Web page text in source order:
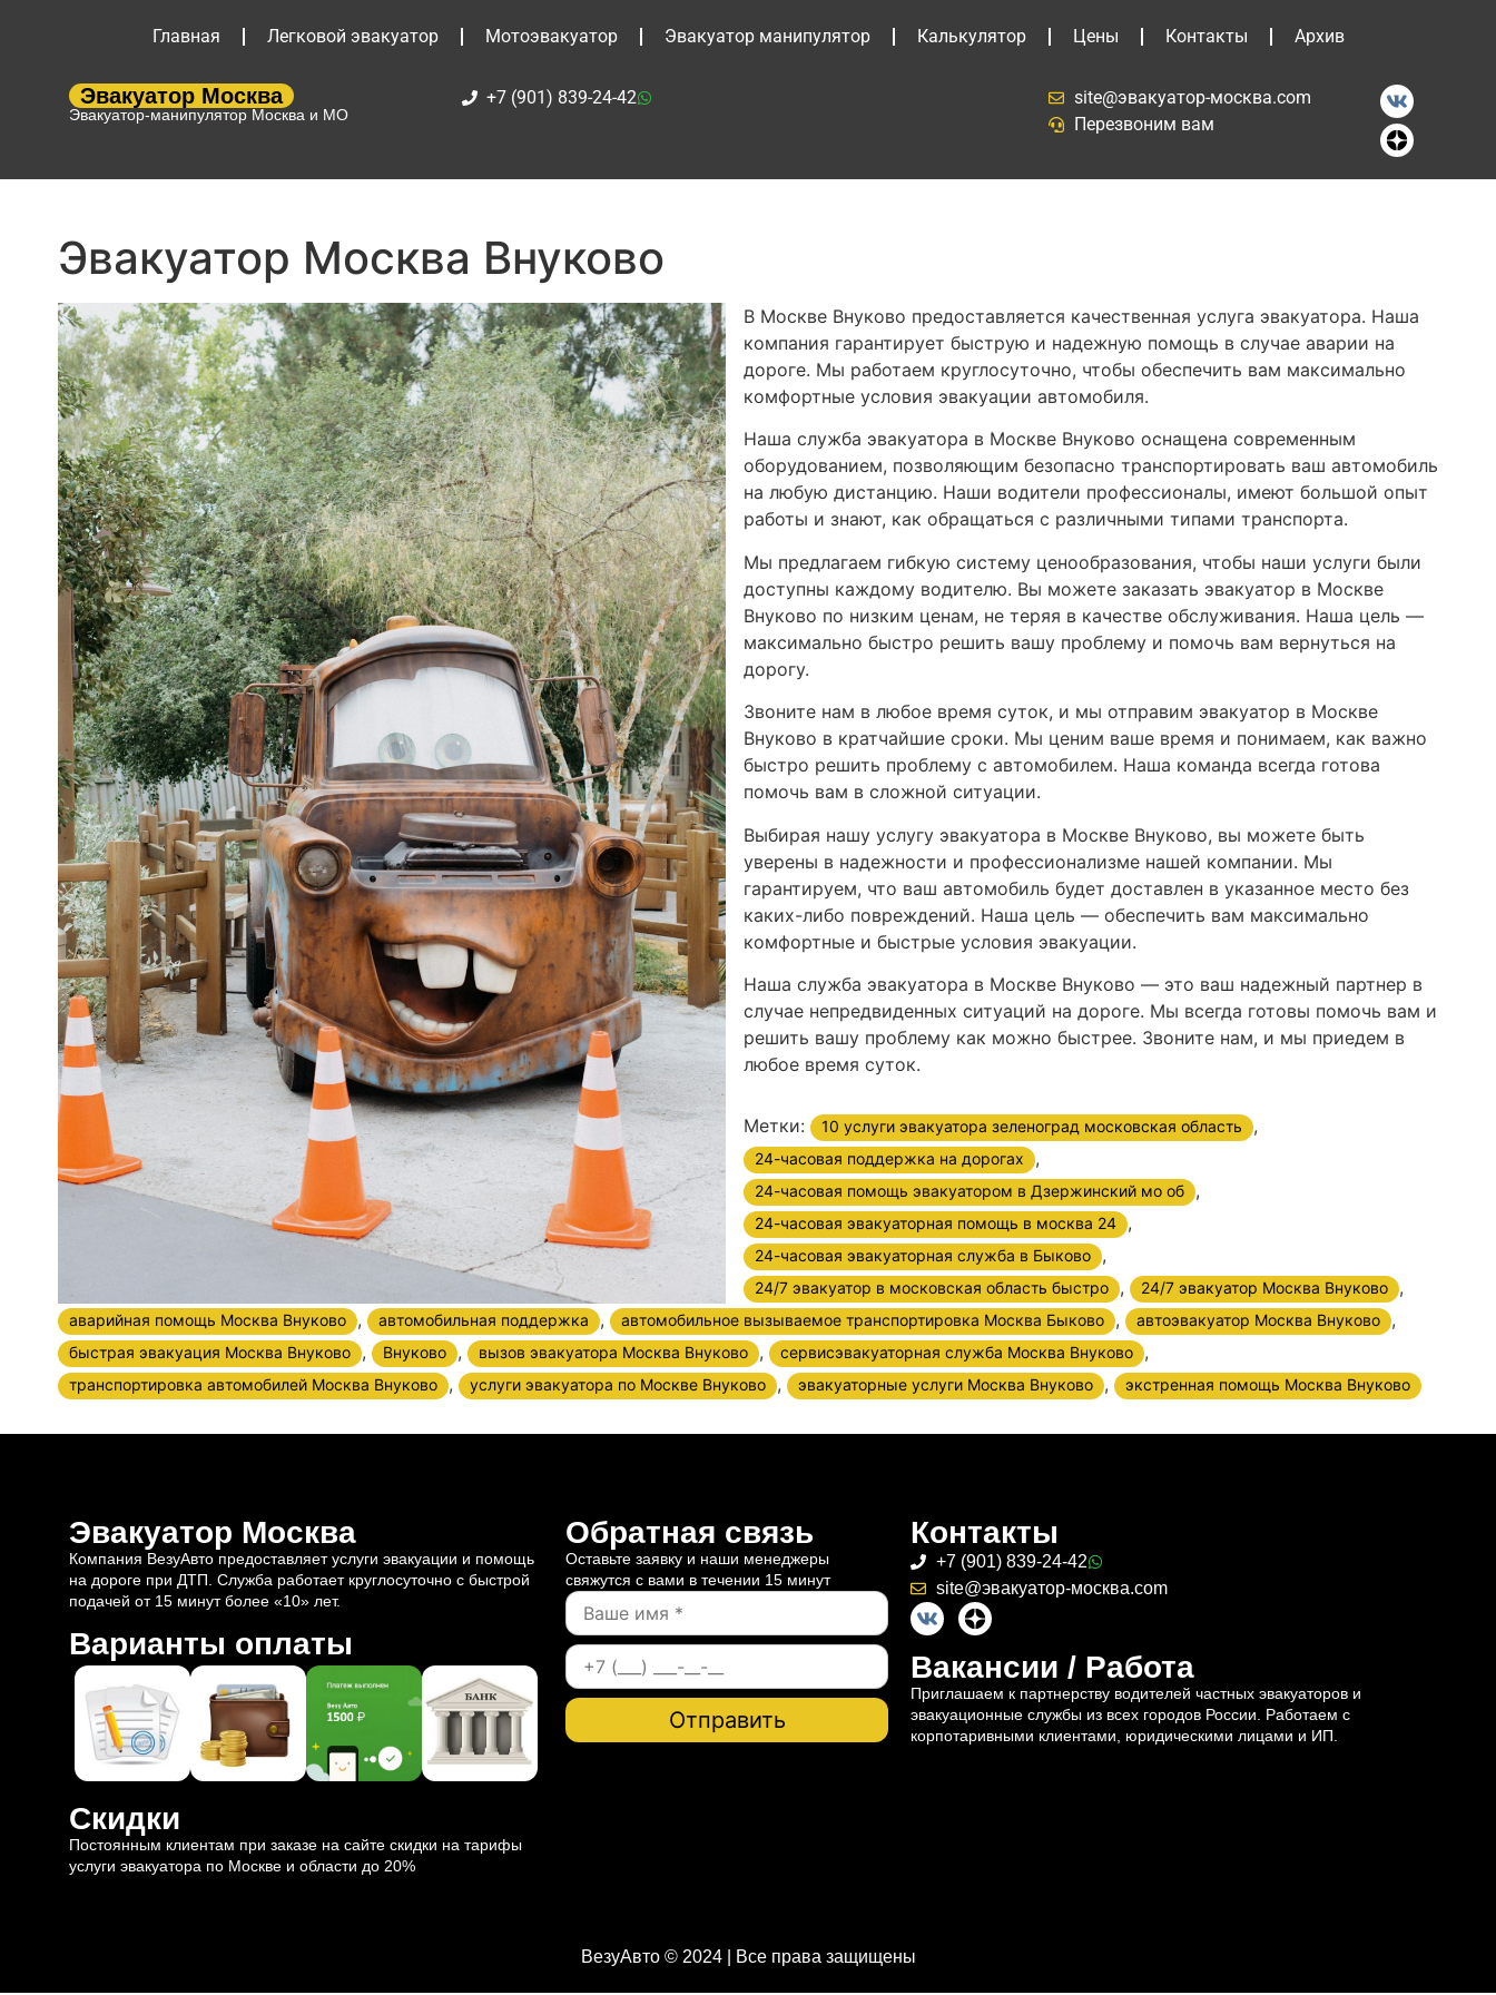
Главная Легковой эвакуатор Мотоэвакуатор Эвакуатор манипулятор Калькулятор Цены Контакты Архив
Эвакуатор Москва
Эвакуатор-манипулятор Москва и МО
+7 (901) 839-24-42
site@эвакуатор-москва.com
Перезвоним вам
Эвакуатор Москва Внуково
В Москве Внуково предоставляется качественная услуга эвакуатора. Наша
компания гарантирует быструю и надежную помощь в случае аварии на
дороге. Мы работаем круглосуточно, чтобы обеспечить вам максимально
комфортные условия эвакуации автомобиля.
Наша служба эвакуатора в Москве Внуково оснащена современным
оборудованием, позволяющим безопасно транспортировать ваш автомобиль
на любую дистанцию. Наши водители профессионалы, имеют большой опыт
работы и знают, как обращаться с различными типами транспорта.
Мы предлагаем гибкую систему ценообразования, чтобы наши услуги были
доступны каждому водителю. Вы можете заказать эвакуатор в Москве
Внуково по низким ценам, не теряя в качестве обслуживания. Наша цель —
максимально быстро решить вашу проблему и помочь вам вернуться на
дорогу.
Звоните нам в любое время суток, и мы отправим эвакуатор в Москве
Внуково в кратчайшие сроки. Мы ценим ваше время и понимаем, как важно
быстро решить проблему с автомобилем. Наша команда всегда готова
помочь вам в сложной ситуации.
Выбирая нашу услугу эвакуатора в Москве Внуково, вы можете быть
уверены в надежности и профессионализме нашей компании. Мы
гарантируем, что ваш автомобиль будет доставлен в указанное место без
каких-либо повреждений. Наша цель — обеспечить вам максимально
комфортные и быстрые условия эвакуации.
Наша служба эвакуатора в Москве Внуково — это ваш надежный партнер в
случае непредвиденных ситуаций на дороге. Мы всегда готовы помочь вам и
решить вашу проблему как можно быстрее. Звоните нам, и мы приедем в
любое время суток.
Метки: 10 услуги эвакуатора зеленоград московская область ,
24-часовая поддержка на дорогах ,
24-часовая помощь эвакуатором в Дзержинский мо об ,
24-часовая эвакуаторная помощь в москва 24 ,
24-часовая эвакуаторная служба в Быково ,
24/7 эвакуатор в московская область быстро , 24/7 эвакуатор Москва Внуково ,
аварийная помощь Москва Внуково , автомобильная поддержка , автомобильное вызываемое транспортировка Москва Быково , автоэвакуатор Москва Внуково ,
быстрая эвакуация Москва Внуково , Внуково , вызов эвакуатора Москва Внуково , сервисэвакуаторная служба Москва Внуково ,
транспортировка автомобилей Москва Внуково , услуги эвакуатора по Москве Внуково , эвакуаторные услуги Москва Внуково , экстренная помощь Москва Внуково
Эвакуатор Москва
Компания ВезуАвто предоставляет услуги эвакуации и помощь
на дороге при ДТП. Служба работает круглосуточно с быстрой
подачей от 15 минут более «10» лет.
Варианты оплаты
Скидки
Постоянным клиентам при заказе на сайте скидки на тарифы
услуги эвакуатора по Москве и области до 20%
Обратная связь
Оставьте заявку и наши менеджеры
свяжутся с вами в течении 15 минут
Контакты
+7 (901) 839-24-42
site@эвакуатор-москва.com
Вакансии / Работа
Приглашаем к партнерству водителей частных эвакуаторов и
эвакуационные службы из всех городов России. Работаем с
корпотаривными клиентами, юридическими лицами и ИП.
ВезуАвто © 2024 | Все права защищены